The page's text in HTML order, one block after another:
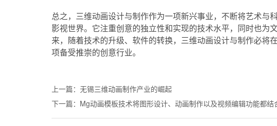
总之，三维动画设计与制作作为一项新兴事业，不断将艺术与
影视世界。它注重创意的独立性和实现的技术水平，同时也为
来，随着技术的升级、软件的转换，三维动画设计与制作必将
项备受推崇的创意行业。
上一篇： 无锡三维动画制作产业的崛起
下一篇： Mg动画模板技术将图形设计、动画制作以及视频编辑功能都结